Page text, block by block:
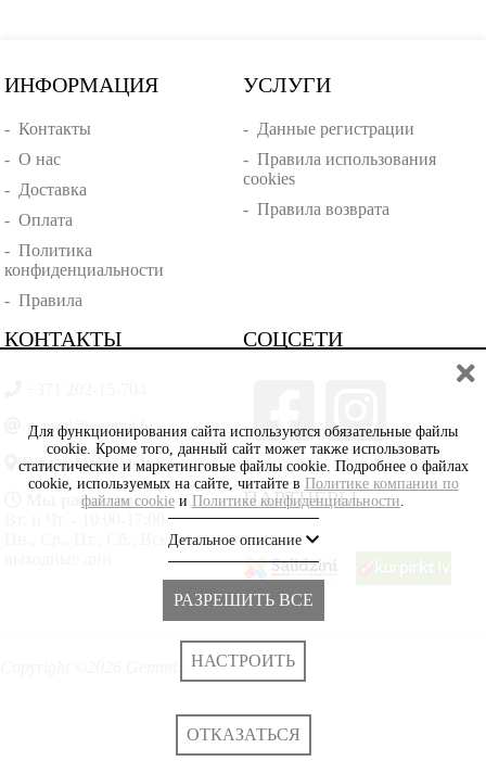
ИНФОРМАЦИЯ
-Контакты
-О нас
- Доставка
-Оплата
-Политика
конфиденциальности
-Правила
УСЛУГИ
- Данные регистрации
- Правила использования
cookies
- Правила возврата
КОНТАКТЫ
gemmi@gemmi.lv
Rīga, Lāčplēšā iela 88
Мы работаем:
Пн., Ср., Пт., Сб., Вскр. -
СОЦСЕТИ
ПАРТНЁРЫ
Copyright ©2026 Gemmi.lv
Для функционирования сайта используются обязательные файлы
cookie. Кроме того, данный сайт может также использовать
статистические и маркетинговые файлы cookie. Подробнее о файлах
cookie, используемых на сайте, читайте в Политике компании по
файлам cookie и Политике конфиденциальности.
Детальное описание
РАЗРЕШИТЬ ВСЕ
НАСТРОИТЬ
ОТКАЗАТЬСЯ